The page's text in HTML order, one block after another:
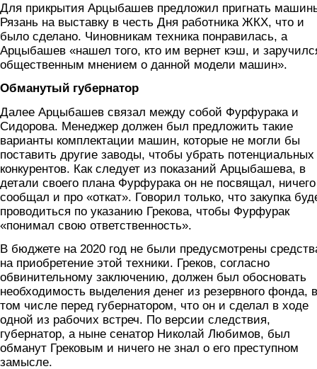
Для прикрытия Арцыбашев предложил пригнать
Рязань на выставку в честь Дня работника ЖКХ, что и
было сделано. Чиновникам техника понравилась, а
Арцыбашев «нашел того, кто им вернет кэш, и
общественным мнением о данной модели машин».
Обманутый губернатор
Далее Арцыбашев связал между собой Фурфурака и
Сидорова. Менеджер должен был предложить такие
варианты комплектации машин, которые не могли бы
поставить другие заводы, чтобы убрать потенциальных
конкурентов. Как следует из показаний Арцыбашева, в
детали своего плана Фурфурака он не посвящал,
сообщал и про «откат». Говорил только, что закупка
проводиться по указанию Грекова, чтобы Фурфурак
«понимал свою ответственность».
В бюджете на 2020 год не были предусмотрены
на приобретение этой техники. Греков, согласно
обвинительному заключению, должен был обосновать
необходимость выделения денег из резервного фонда, в
том числе перед губернатором, что он и сделал в ходе
одной из рабочих встреч. По версии следствия,
губернатор, а ныне сенатор Николай Любимов, был
обманут Грековым и ничего не знал о его преступном
замысле.